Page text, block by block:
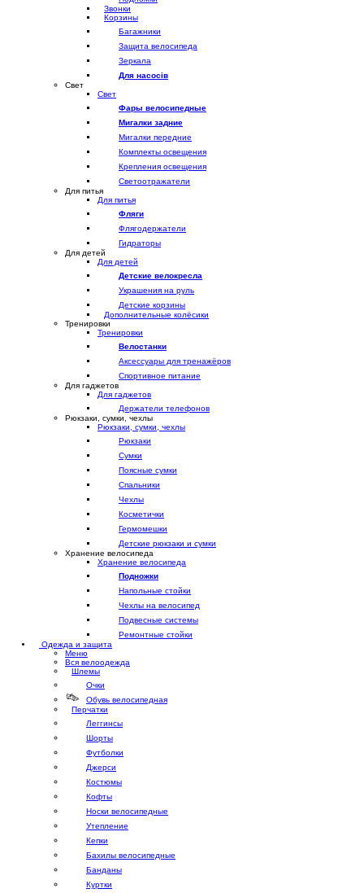
Звонки
Корзины
Багажники
Защита велосипеда
Зеркала
Для насосів
Свет
Свет
Фары велосипедные
Мигалки задние
Мигалки передние
Комплекты освещения
Крепления освещения
Светоотражатели
Для питья
Для питья
Фляги
Флягодержатели
Гидраторы
Для детей
Для детей
Детские велокресла
Украшения на руль
Детские корзины
Дополнительные колёсики
Тренировки
Тренировки
Велостанки
Аксессуары для тренажёров
Спортивное питание
Для гаджетов
Для гаджетов
Держатели телефонов
Рюкзаки, сумки, чехлы
Рюкзаки, сумки, чехлы
Рюкзаки
Сумки
Поясные сумки
Спальники
Чехлы
Косметички
Гермомешки
Детские рюкзаки и сумки
Хранение велосипеда
Хранение велосипеда
Подножки
Напольные стойки
Чехлы на велосипед
Подвесные системы
Ремонтные стойки
Одежда и защита
Меню
Вся велоодежда
Шлемы
Очки
Обувь велосипедная
Перчатки
Леггинсы
Шорты
Футболки
Джерси
Костюмы
Кофты
Носки велосипедные
Утепление
Кепки
Бахилы велосипедные
Банданы
Куртки